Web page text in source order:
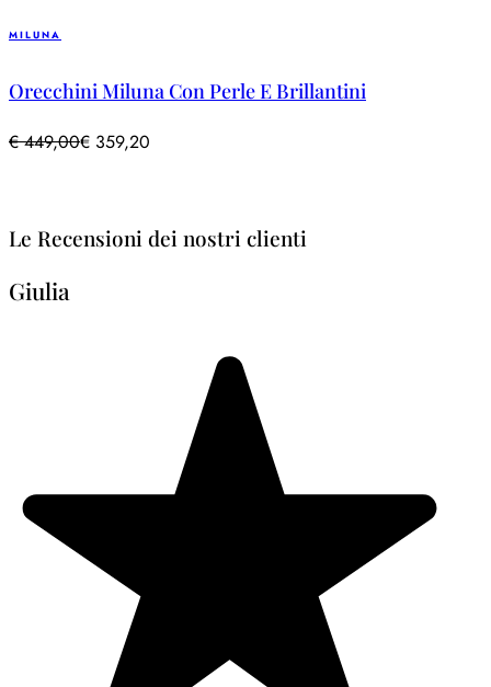
MILUNA
Orecchini Miluna Con Perle E Brillantini
€449,00€ 359,20
Le Recensioni dei nostri clienti
Giulia